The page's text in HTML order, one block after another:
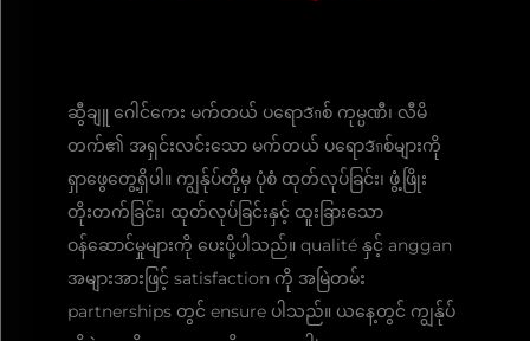
ဆွီချူ ဂေါင်ကေး မက်တယ် ပရောဒักစ် ကုမ္ပဏီ၊ လီမိ
တက်၏ အရှင်းလင်းသော မက်တယ် ပရောဒักစ်များကို
ရှာဖွေတွေ့ရှိပါ။ ကျွန်ုပ်တို့မှ ပုံစံ ထုတ်လုပ်ခြင်း၊ ဖွံ့ဖြိုး
တိုးတက်ခြင်း၊ ထုတ်လုပ်ခြင်းနှင့် ထူးခြားသော
ဝန်ဆောင်မှုများကို ပေးပို့ပါသည်။ qualité နှင့် anggan
အများအားဖြင့် satisfaction ကို အမြဲတမ်း
partnerships တွင် ensure ပါသည်။ ယနေ့တွင် ကျွန်ုပ်